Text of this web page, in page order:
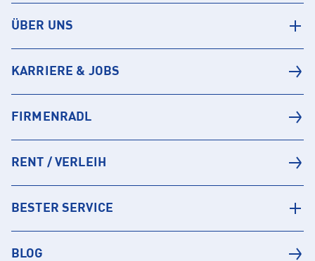
ÜBER UNS
KARRIERE & JOBS
FIRMENRADL
RENT / VERLEIH
BESTER SERVICE
BLOG